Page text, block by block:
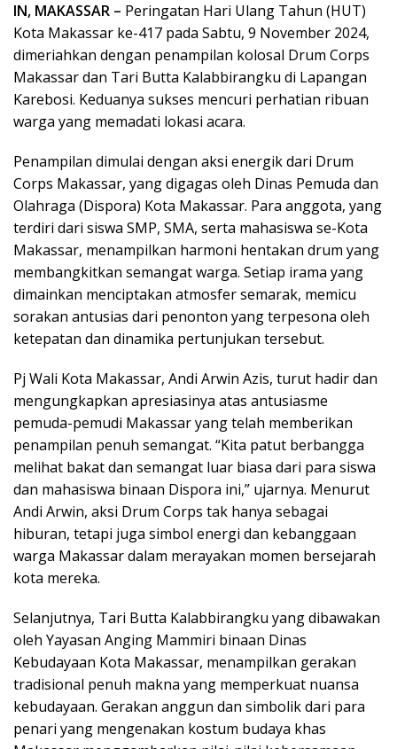
IN, MAKASSAR – Peringatan Hari Ulang Tahun (HUT)
Kota Makassar ke-417 pada Sabtu, 9 November 2024,
dimeriahkan dengan penampilan kolosal Drum Corps
Makassar dan Tari Butta Kalabbirangku di Lapangan
Karebosi. Keduanya sukses mencuri perhatian ribuan
warga yang memadati lokasi acara.
Penampilan dimulai dengan aksi energik dari Drum
Corps Makassar, yang digagas oleh Dinas Pemuda dan
Olahraga (Dispora) Kota Makassar. Para anggota, yang
terdiri dari siswa SMP, SMA, serta mahasiswa se-Kota
Makassar, menampilkan harmoni hentakan drum yang
membangkitkan semangat warga. Setiap irama yang
dimainkan menciptakan atmosfer semarak, memicu
sorakan antusias dari penonton yang terpesona oleh
ketepatan dan dinamika pertunjukan tersebut.
Pj Wali Kota Makassar, Andi Arwin Azis, turut hadir dan
mengungkapkan apresiasinya atas antusiasme
pemuda-pemudi Makassar yang telah memberikan
penampilan penuh semangat. “Kita patut berbangga
melihat bakat dan semangat luar biasa dari para siswa
dan mahasiswa binaan Dispora ini,” ujarnya. Menurut
Andi Arwin, aksi Drum Corps tak hanya sebagai
hiburan, tetapi juga simbol energi dan kebanggaan
warga Makassar dalam merayakan momen bersejarah
kota mereka.
Selanjutnya, Tari Butta Kalabbirangku yang dibawakan
oleh Yayasan Anging Mammiri binaan Dinas
Kebudayaan Kota Makassar, menampilkan gerakan
tradisional penuh makna yang memperkuat nuansa
kebudayaan. Gerakan anggun dan simbolik dari para
penari yang mengenakan kostum budaya khas